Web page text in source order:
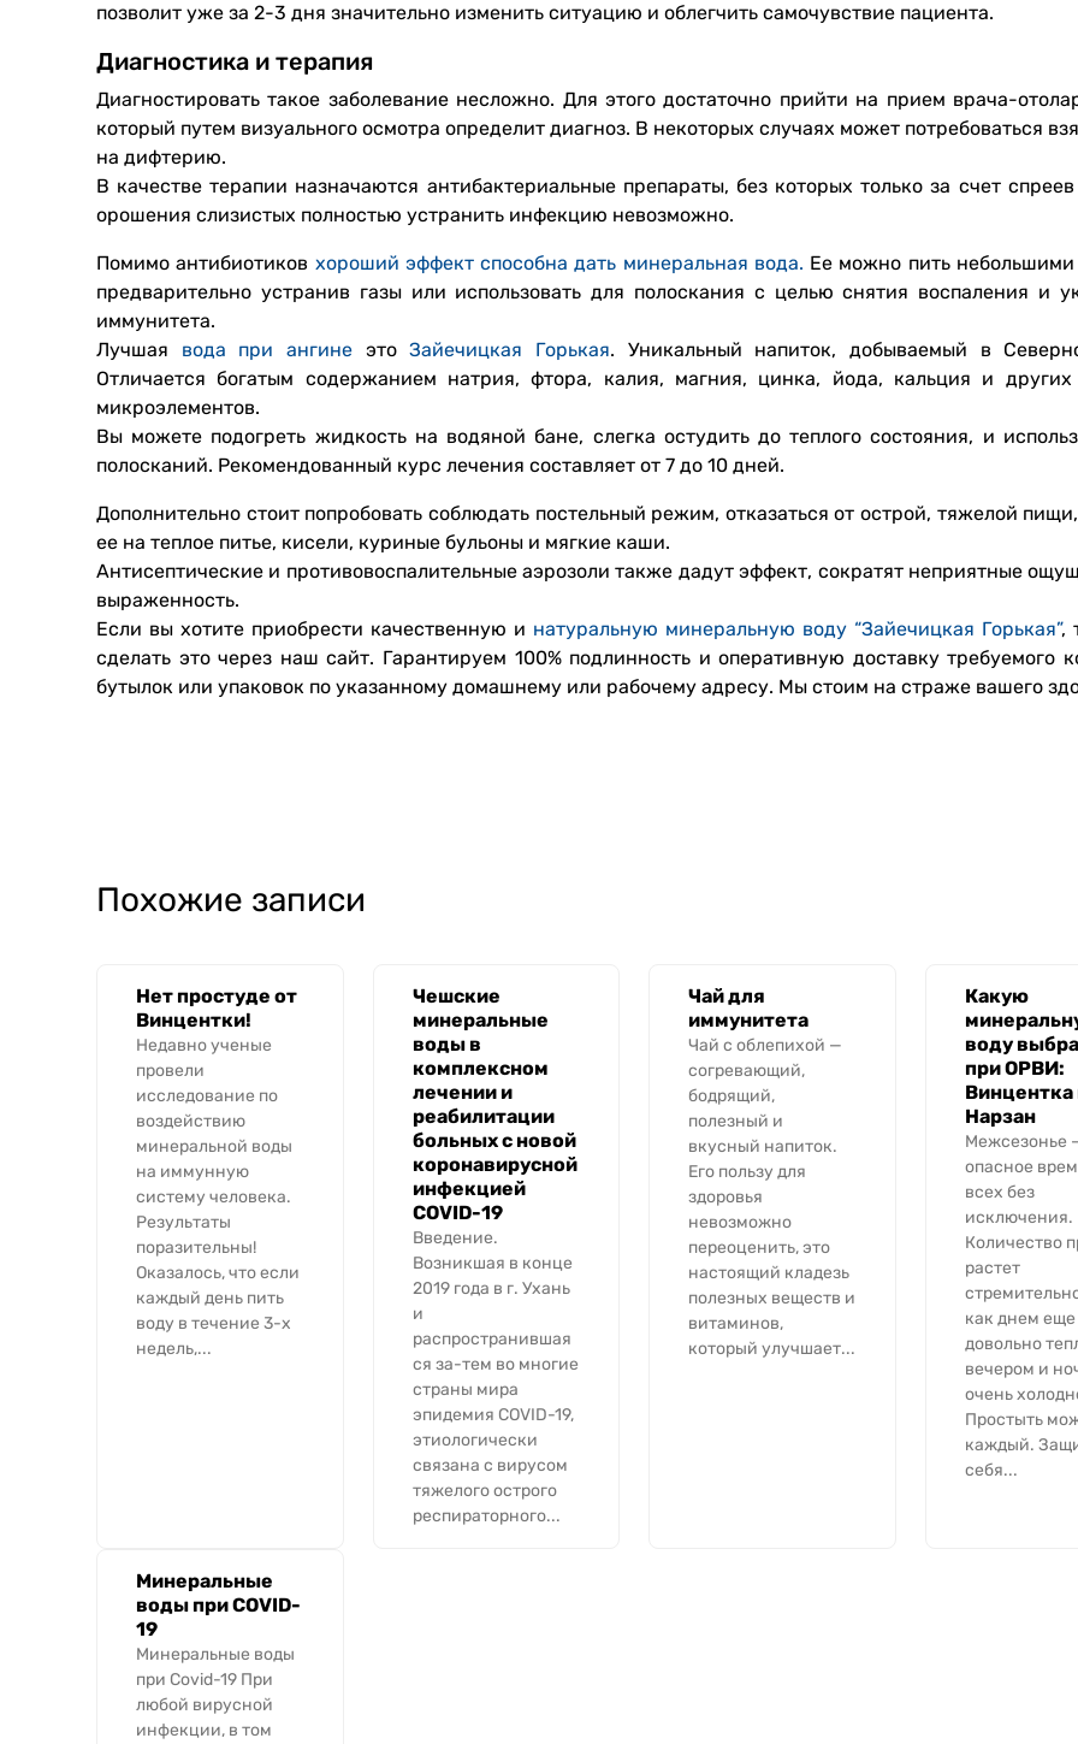
позволит уже за 2-3 дня значительно изменить ситуацию и облегчить самочувствие пациента.
Диагностика и терапия
Диагностировать такое заболевание несложно. Для этого достаточно прийти на прием врача-
который путем визуального осмотра определит диагноз. В некоторых случаях может потребоваться
на дифтерию.
В качестве терапии назначаются антибактериальные препараты, без которых только за счет спреев
орошения слизистых полностью устранить инфекцию невозможно.
Помимо антибиотиков хороший эффект способна дать минеральная вода. Ее можно пить небольшими
предварительно устранив газы или использовать для полоскания с целью снятия воспаления и
иммунитета.
Лучшая вода при ангине этоЗайечицкая Горькая. Уникальный напиток, добываемый в
Отличается богатым содержанием натрия, фтора, калия, магния, цинка, йода, кальция и других
микроэлементов.
Вы можете подогреть жидкость на водяной бане, слегка остудить до теплого состояния, и
полосканий. Рекомендованный курс лечения составляет от 7 до 10 дней.
Дополнительно стоит попробовать соблюдать постельный режим, отказаться от острой, тяжелой
ее на теплое питье, кисели, куриные бульоны и мягкие каши.
Антисептические и противовоспалительные аэрозоли также дадут эффект, сократят неприятные
выраженность.
Если вы хотите приобрести качественную и натуральную минеральную воду “Зайечицкая Горькая”,
сделать это через наш сайт. Гарантируем 100% подлинность и оперативную доставку требуемого
бутылок или упаковок по указанному домашнему или рабочему адресу. Мы стоим на страже вашего
Похожие записи
Нет простуде от
Винцентки!
Недавно ученые
провели
исследование по
воздействию
минеральной воды
на иммунную
систему человека.
Результаты
поразительны!
Оказалось, что если
каждый день пить
воду в течение 3-х
недель,...
Чешские
минеральные
воды в
комплексном
лечении и
реабилитации
больных с новой
коронавирусной
инфекцией
COVID-19
Введение.
Возникшая в конце
2019 года в г. Ухань
и
распространившая
ся за-тем во многие
страны мира
эпидемия COVID-19,
этиологически
связана с вирусом
тяжелого острого
респираторного...
Чай для
иммунитета
Чай с облепихой —
согревающий,
бодрящий,
полезный и
вкусный напиток.
Его пользу для
здоровья
невозможно
переоценить, это
настоящий кладезь
полезных веществ и
витаминов,
который улучшает...
Какую
воду
при ОРВИ:
Винцентка
Нарзан
Межсезонье –
опасное
всех без
исключения.
Количество
растет
как днем еще
довольно
вечером и
очень
Простыть
каждый.
себя...
Минеральные
воды при COVID-
19
Минеральные воды
при Covid-19 При
любой вирусной
инфекции, в том